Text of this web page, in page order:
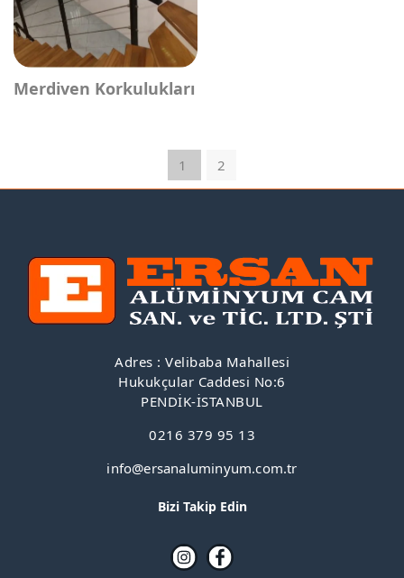
Merdiven Korkulukları
1 2
Adres : Velibaba Mahallesi
Hukukçular Caddesi No:6
PENDİK-İSTANBUL
0216 379 95 13
info@ersanaluminyum.com.tr
Bizi Takip Edin